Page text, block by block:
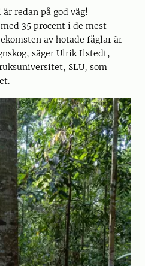
redan på god väg!
35 procent i de mest
av hotade fåglar är
säger Ulrik Ilstedt,
SLU, som